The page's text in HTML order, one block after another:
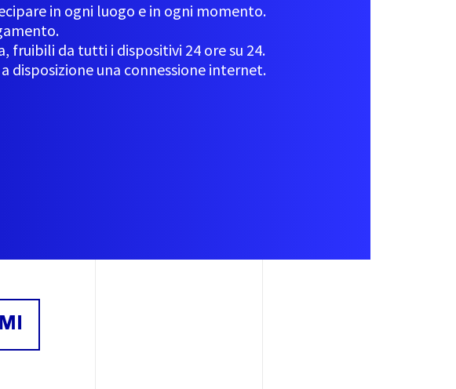
in ogni luogo e in ogni momento.
fruibili da tutti i dispositivi 24 ore su 24.
disposizione una connessione internet.